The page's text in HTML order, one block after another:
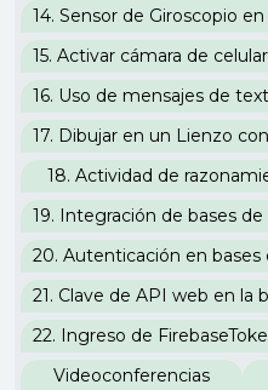
18. Actividad de
Videoconferencias